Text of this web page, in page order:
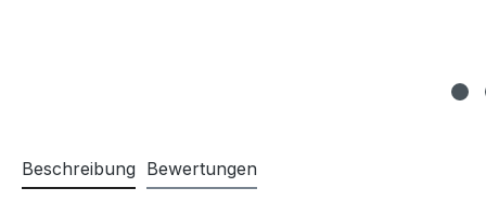
Beschreibung Bewertungen